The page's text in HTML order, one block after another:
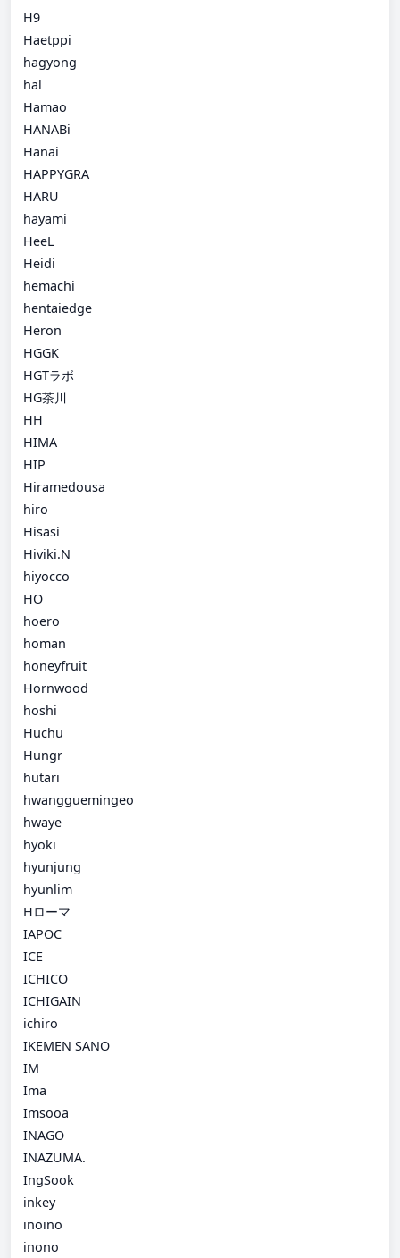
H9
Haetppi
hagyong
hal
Hamao
HANABi
Hanai
HAPPYGRA
HARU
hayami
HeeL
Heidi
hemachi
hentaiedge
Heron
HGGK
HGTラボ
HG茶川
HH
HIMA
HIP
Hiramedousa
hiro
Hisasi
Hiviki.N
hiyocco
HO
hoero
homan
honeyfruit
Hornwood
hoshi
Huchu
Hungr
hutari
hwangguemingeo
hwaye
hyoki
hyunjung
hyunlim
Hローマ
IAPOC
ICE
ICHICO
ICHIGAIN
ichiro
IKEMEN SANO
IM
Ima
Imsooa
INAGO
INAZUMA.
IngSook
inkey
inoino
inono